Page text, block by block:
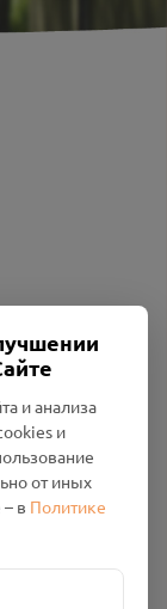
«Смоленский
р-н
и анализа
и
от иных
в Политике